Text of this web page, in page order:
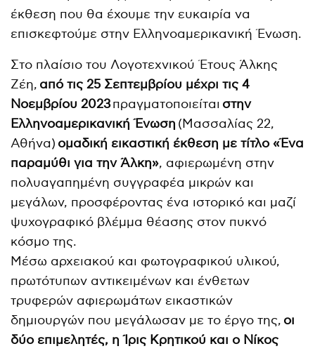
έκθεση που θα έχουμε την ευκαιρία να
επισκεφτούμε στην Ελληνοαμερικανική Ένωση.
Στο πλαίσιο του Λογοτεχνικού Έτους Άλκης
Ζέη, από τις 25 Σεπτεμβρίου μέχρι τις 4
Νοεμβρίου 2023πραγματοποιείται στην
Ελληνοαμερικανική Ένωση (Μασσαλίας 22,
Αθήνα) ομαδική εικαστική έκθεση με τίτλο «Ένα
παραμύθι για την Άλκη», αφιερωμένη στην
πολυαγαπημένη συγγραφέα μικρών και
μεγάλων, προσφέροντας ένα ιστορικό και μαζί
ψυχογραφικό βλέμμα θέασης στον πυκνό
κόσμο της.
Μέσω αρχειακού και φωτογραφικού υλικού,
πρωτότυπων αντικειμένων και ένθετων
τρυφερών αφιερωμάτων εικαστικών
δημιουργών που μεγάλωσαν με το έργο της, οι
δύο επιμελητές, η Ίρις Κρητικού και ο Νίκος